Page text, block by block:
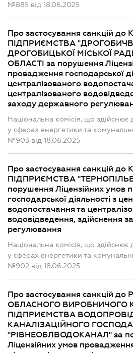
№885 від 18.06.2025
Про застосування санкцій
ПІДПРИЄМСТВА
ДРОГОБИЦЬКОЇ МІСЬКОЇ
ОБЛАСТІ за порушення
провадження господарської
централізованого
централізованого
заходу державного
Національна комісія, що
у сферах енергетики та
№903 від 18.06.2025
Про застосування санкцій
ПІДПРИЄМСТВА
порушення Ліцензійних умов
господарської діяльності з
водопостачання та
водовідведення, здійснення
регулювання
Національна комісія, що
у сферах енергетики та
№902 від 18.06.2025
Про застосування санкцій
ОБЛАСНОГО ВИРОБНИЧОГО
ПІДПРИЄМСТВА
КАНАЛІЗАЦІЙНОГО
"РІВНЕОБЛВОДОКАНАЛ" за
Ліцензійних умов